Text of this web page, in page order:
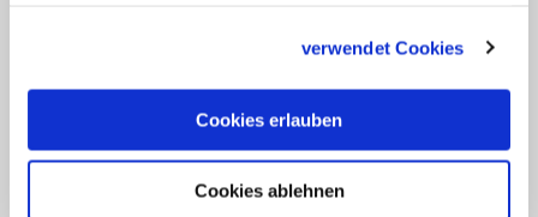
verwendet Cookies
Cookies erlauben
Cookies ablehnen
— Aiste (@zydaite)25. Juni 2017